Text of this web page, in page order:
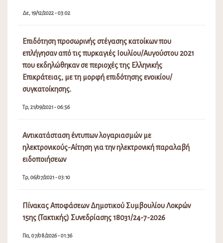
Δε, 19/12/2022 - 03:02
Επιδότηση προσωρινής στέγασης κατοίκων που
επλήγησαν από τις πυρκαγιές Ιουλίου/Αυγούστου 2021
που εκδηλώθηκαν σε περιοχές της Ελληνικής
Επικράτειας, με τη μορφή επιδότησης ενοικίου/
συγκατοίκησης.
Τρ, 21/09/2021 - 06:56
Αντικατάσταση έντυπων λογαριασμών με
ηλεκτρονικούς-Αίτηση για την ηλεκτρονική παραλαβή
ειδοποιήσεων
Τρ, 06/07/2021 - 03:10
Πίνακας Αποφάσεων Δημοτικού Συμβουλίου Λοκρών
15ης (Τακτικής) Συνεδρίασης 18031/24-7-2026
Πα, 07/08/2026 - 01:36